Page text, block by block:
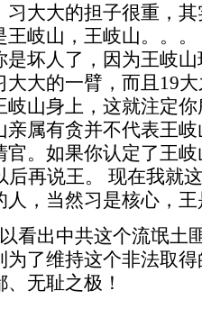
习大大的担子很重，
王岐山，王岐山。。
是坏人了，因为王岐
大大的一臂，而且19
岐山身上，这就注定
亲属有贪并不代表王
官。如果你认定了王
后再说王。 现在我就
人，当然习是核心，
看出中共这个流氓土
为了维持这个非法取
无耻之极！